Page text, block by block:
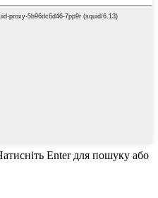
Enter для пошуку або